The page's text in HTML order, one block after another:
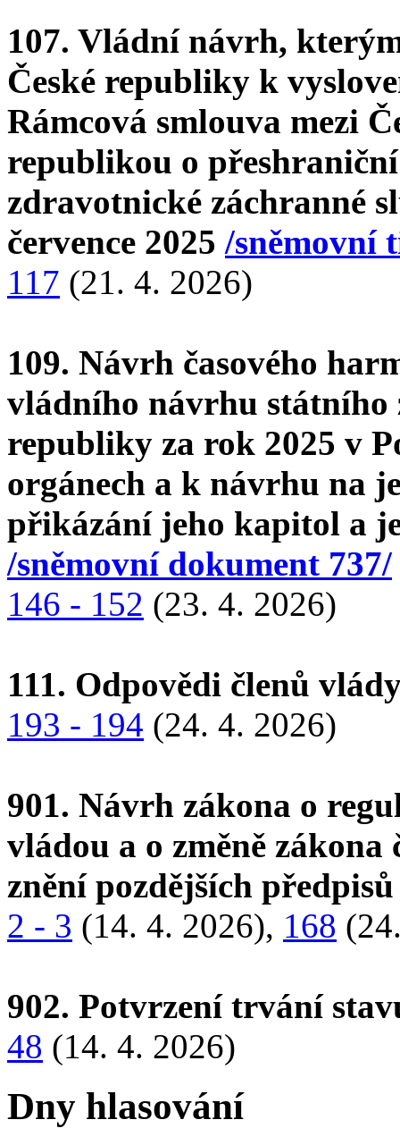
107. Vládní návrh,
České republiky k
Rámcová smlouva mezi
republikou o
zdravotnické záchranné
července 2025 /sněmovní
117 (21. 4. 2026)
109. Návrh časového
vládního návrhu státního
republiky za rok 2025 v
orgánech a k návrhu na
přikázání jeho kapitol a
/sněmovní dokument 737/
146 - 152 (23. 4. 2026)
111. Odpovědi členů
193 - 194 (24. 4. 2026)
901. Návrh zákona o
vládou a o změně zákona
znění pozdějších
2 - 3 (14. 4. 2026), 168
902. Potvrzení trvání
48 (14. 4. 2026)
Dny hlasování